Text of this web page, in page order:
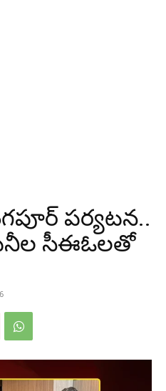
పర్యటన..
సీఈఓలతో